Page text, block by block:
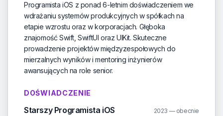
Programista iOS z ponad 6-letnim doświadczeniem we
wdrażaniu systemów produkcyjnych w spółkach na
etapie wzrostu oraz w korporacjach. Głęboka
znajomość Swift, SwiftUI oraz UIKit. Skuteczne
prowadzenie projektów międzyzespołowych do
mierzalnych wyników i mentoring inżynierów
awansujących na role senior.
DOŚWIADCZENIE
Starszy Programista iOS 2023 — obecnie